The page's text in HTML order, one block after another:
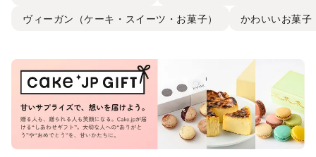
ヴィーガン（ケーキ・スイーツ・お菓子） かわいいお菓子